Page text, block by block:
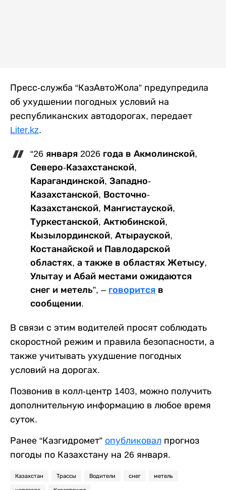
Пресс-служба “КазАвтоЖола” предупредила
об ухудшении погодных условий на
республиканских автодорогах, передает
Liter.kz.
“26 января 2026 года в Акмолинской,
Северо-Казахстанской,
Карагандинской, Западно-
Казахстанской, Восточно-
Казахстанской, Мангистауской,
Туркестанской, Актюбинской,
Кызылординской, Атырауской,
Костанайской и Павлодарской
областях, а также в областях Жетысу,
Улытау и Абай местами ожидаются
снег и метель”, – говорится в
сообщении.
В связи с этим водителей просят соблюдать
скоростной режим и правила безопасности, а
также учитывать ухудшение погодных
условий на дорогах.
Позвонив в колл-центр 1403, можно получить
дополнительную информацию в любое время
суток.
Ранее “Казгидромет” опубликовал прогноз
погоды по Казахстану на 26 января.
Казахстан Трассы Водители снег метель